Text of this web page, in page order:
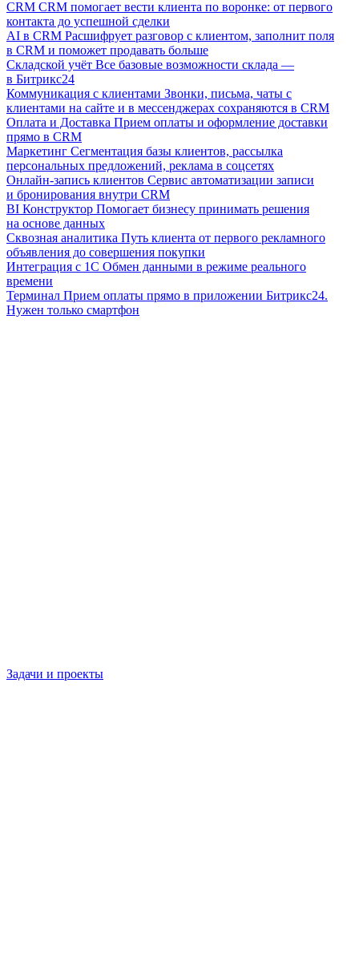
CRM CRM помогает вести клиента по воронке: от первого
контакта до успешной сделки
AI в CRM Расшифрует разговор с клиентом, заполнит поля
в CRM и поможет продавать больше
Складской учёт Все базовые возможности склада —
в Битрикс24
Коммуникация с клиентами Звонки, письма, чаты с
клиентами на сайте и в мессенджерах сохраняются в CRM
Оплата и Доставка Прием оплаты и оформление доставки
прямо в CRM
Маркетинг Сегментация базы клиентов, рассылка
персональных предложений, реклама в соцсетях
Онлайн-запись клиентов Сервис автоматизации записи
и бронирования внутри CRM
BI Конструктор Помогает бизнесу принимать решения
на основе данных
Сквозная аналитика Путь клиента от первого рекламного
объявления до совершения покупки
Интеграция с 1С Обмен данными в режиме реального
времени
Терминал Прием оплаты прямо в приложении Битрикс24.
Нужен только смартфон
Задачи и проекты